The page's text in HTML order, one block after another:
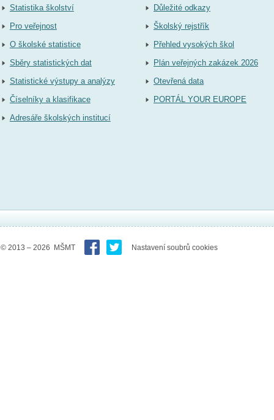
Statistika školství
Pro veřejnost
O školské statistice
Sběry statistických dat
Statistické výstupy a analýzy
Číselníky a klasifikace
Adresáře školských institucí
Důležité odkazy
Školský rejstřík
Přehled vysokých škol
Plán veřejných zakázek 2026
Otevřená data
PORTÁL YOUR EUROPE
© 2013 – 2026 MŠMT Nastavení soubrů cookies